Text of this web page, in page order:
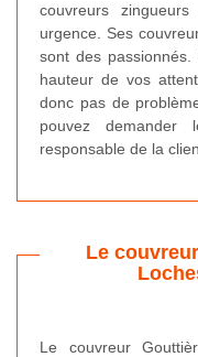
couvreurs
urgence. Ses
sont des
hauteur de vos
donc pas de
pouvez
responsable de la
Le
Le couvreur